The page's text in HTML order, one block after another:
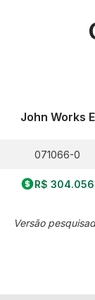
John Works E
071066-0
R$ 304.056
Versão